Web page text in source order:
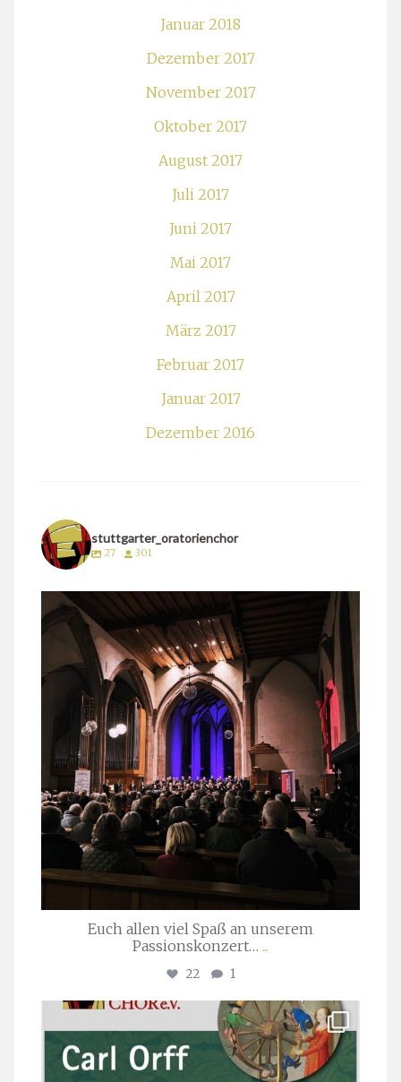
Januar 2018
Dezember 2017
November 2017
Oktober 2017
August 2017
Juli 2017
Juni 2017
Mai 2017
April 2017
März 2017
Februar 2017
Januar 2017
Dezember 2016
stuttgarter_oratorienchor
27 301
stuttgarter_oratorienchor
März 24
Euch allen viel Spaß an unserem
Passionskonzert… ...
22 1
stuttgarter_oratorienchor
Juli 22